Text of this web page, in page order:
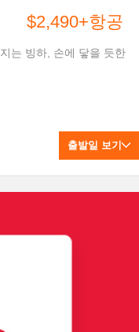
$2,490+항공
출발일 보기